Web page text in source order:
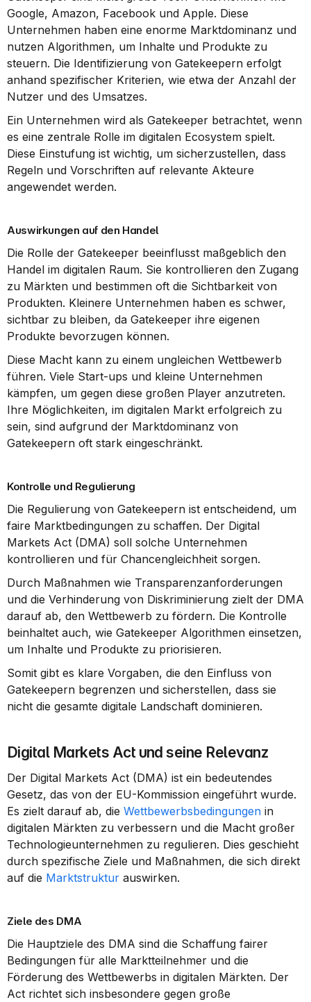
Google, Amazon, Facebook und Apple. Diese
Unternehmen haben eine enorme Marktdominanz und
nutzen Algorithmen, um Inhalte und Produkte zu
steuern. Die Identifizierung von Gatekeepern erfolgt
anhand spezifischer Kriterien, wie etwa der Anzahl der
Nutzer und des Umsatzes.
Ein Unternehmen wird als Gatekeeper betrachtet, wenn
es eine zentrale Rolle im digitalen Ecosystem spielt.
Diese Einstufung ist wichtig, um sicherzustellen, dass
Regeln und Vorschriften auf relevante Akteure
angewendet werden.
Auswirkungen auf den Handel
Die Rolle der Gatekeeper beeinflusst maßgeblich den
Handel im digitalen Raum. Sie kontrollieren den Zugang
zu Märkten und bestimmen oft die Sichtbarkeit von
Produkten. Kleinere Unternehmen haben es schwer,
sichtbar zu bleiben, da Gatekeeper ihre eigenen
Produkte bevorzugen können.
Diese Macht kann zu einem ungleichen Wettbewerb
führen. Viele Start-ups und kleine Unternehmen
kämpfen, um gegen diese großen Player anzutreten.
Ihre Möglichkeiten, im digitalen Markt erfolgreich zu
sein, sind aufgrund der Marktdominanz von
Gatekeepern oft stark eingeschränkt.
Kontrolle und Regulierung
Die Regulierung von Gatekeepern ist entscheidend, um
faire Marktbedingungen zu schaffen. Der Digital
Markets Act (DMA) soll solche Unternehmen
kontrollieren und für Chancengleichheit sorgen.
Durch Maßnahmen wie Transparenzanforderungen
und die Verhinderung von Diskriminierung zielt der DMA
darauf ab, den Wettbewerb zu fördern. Die Kontrolle
beinhaltet auch, wie Gatekeeper Algorithmen einsetzen,
um Inhalte und Produkte zu priorisieren.
Somit gibt es klare Vorgaben, die den Einfluss von
Gatekeepern begrenzen und sicherstellen, dass sie
nicht die gesamte digitale Landschaft dominieren.
Digital Markets Act und seine Relevanz
Der Digital Markets Act (DMA) ist ein bedeutendes
Gesetz, das von der EU-Kommission eingeführt wurde.
Es zielt darauf ab, die Wettbewerbsbedingungen in
digitalen Märkten zu verbessern und die Macht großer
Technologieunternehmen zu regulieren. Dies geschieht
durch spezifische Ziele und Maßnahmen, die sich direkt
auf die Marktstruktur auswirken.
Ziele des DMA
Die Hauptziele des DMA sind die Schaffung fairer
Bedingungen für alle Marktteilnehmer und die
Förderung des Wettbewerbs in digitalen Märkten. Der
Act richtet sich insbesondere gegen große